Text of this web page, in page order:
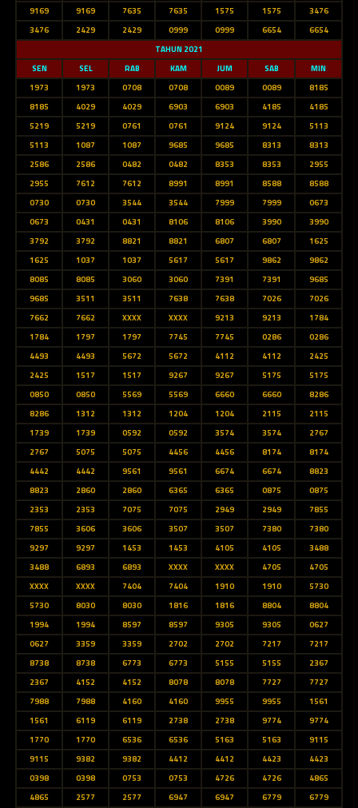
9169
9169 7635 7635 1575 1575
3476
3476
2429 2429 0999 0999 6654
6654
TAHUN 2021
SEN
SEL RAB KAM JUM SAB
MIN
1973
1973 0708 0708 0089 0089
8185
8185
4029 4029 6903 6903 4185
4185
5219
5219 0761 0761 9124 9124
5113
5113
1087 1087 9685 9685 8313
8313
2586
2586 0482 0482 8353 8353
2955
2955
7612 7612 8991 8991 8588
8588
0730
0730 3544 3544 7999 7999
0673
0673
0431 0431 8106 8106 3990
3990
3792
3792 8821 8821 6807 6807
1625
1625
1037 1037 5617 5617 9862
9862
8085
8085 3060 3060 7391 7391
9685
9685
3511 3511 7638 7638 7026
7026
7662
7662 XXXX XXXX 9213 9213
1784
1784
1797 1797 7745 7745 0286
0286
4493
4493 5672 5672 4112 4112
2425
2425
1517 1517 9267 9267 5175
5175
0850
0850 5569 5569 6660 6660
8286
8286
1312 1312 1204 1204 2115
2115
1739
1739 0592 0592 3574 3574
2767
2767
5075 5075 4456 4456 8174
8174
4442
4442 9561 9561 6674 6674
8823
8823
2860 2860 6365 6365 0875
0875
2353
2353 7075 7075 2949 2949
7855
7855
3606 3606 3507 3507 7380
7380
9297
9297 1453 1453 4105 4105
3488
3488
6893 6893 XXXX XXXX 4705
4705
XXXX
XXXX 7404 7404 1910 1910
5730
5730
8030 8030 1816 1816 8804
8804
1994
1994 8597 8597 9305 9305
0627
0627
3359 3359 2702 2702 7217
7217
8738
8738 6773 6773 5155 5155
2367
2367
4152 4152 8078 8078 7727
7727
7988
7988 4160 4160 9955 9955
1561
1561
6119 6119 2738 2738 9774
9774
1770
1770 6536 6536 5163 5163
9115
9115
9382 9382 4412 4412 4423
4423
0398
0398 0753 0753 4726 4726
4865
4865
2577 2577 6947 6947 6779 6779